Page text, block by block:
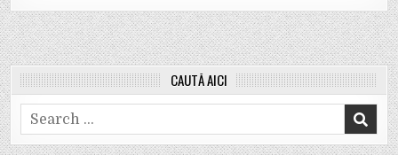
CAUTĂ AICI
Search
for: